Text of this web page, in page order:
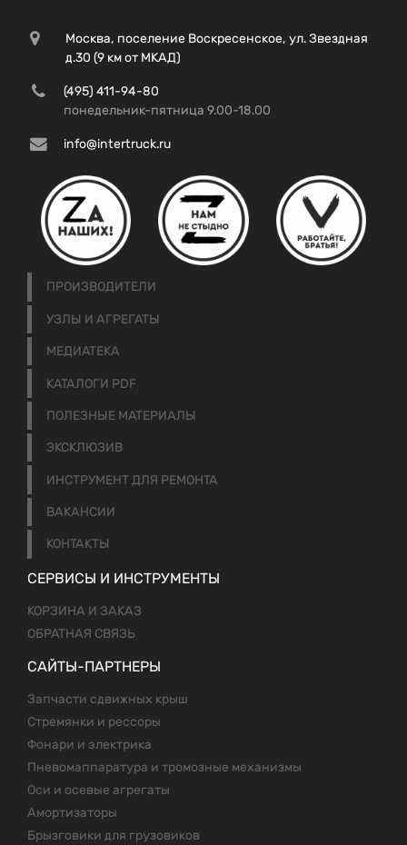
Москва, поселение Воскресенское, ул. Звездная
д.30 (9 км от МКАД)
(495) 411-94-80
понедельник-пятница 9.00-18.00
info@intertruck.ru
ПРОИЗВОДИТЕЛИ
УЗЛЫ И АГРЕГАТЫ
МЕДИАТЕКА
КАТАЛОГИ PDF
ПОЛЕЗНЫЕ МАТЕРИАЛЫ
ЭКСКЛЮЗИВ
ИНСТРУМЕНТ ДЛЯ РЕМОНТА
ВАКАНСИИ
КОНТАКТЫ
СЕРВИСЫ И ИНСТРУМЕНТЫ
КОРЗИНА И ЗАКАЗ
ОБРАТНАЯ СВЯЗЬ
САЙТЫ-ПАРТНЕРЫ
Запчасти сдвижных крыш
Стремянки и рессоры
Фонари и электрика
Пневомаппаратура и тромозные механизмы
Оси и осевые агрегаты
Амортизаторы
Брызговики для грузовиков